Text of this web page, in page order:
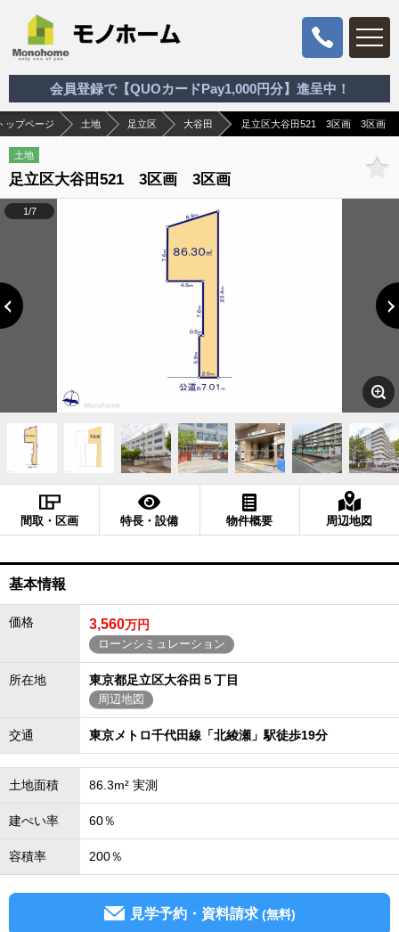
会員登録で【QUOカードPay1,000円分】進呈中！
ップページ 土地 足立区 大谷田 足立区大谷田521 3区画 3区画
土地
足立区大谷田521 3区画 3区画
1/7
間取・区画 特長・設備 物件概要 周辺地図
基本情報
価格 3,560万円
ローンシミュレーション
所在地 東京都足立区大谷田５丁目
周辺地図
交通 東京メトロ千代田線「北綾瀬」駅徒歩19分
土地面積 86.3m² 実測
建ぺい率 60％
容積率 200％
見学予約・資料請求 (無料)